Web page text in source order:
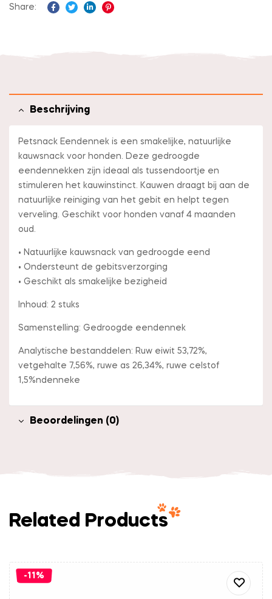
Share:
Beschrijving
Petsnack Eendennek is een smakelijke, natuurlijke
kauwsnack voor honden. Deze gedroogde
eendennekken zijn ideaal als tussendoortje en
stimuleren het kauwinstinct. Kauwen draagt bij aan de
natuurlijke reiniging van het gebit en helpt tegen
verveling. Geschikt voor honden vanaf 4 maanden
oud.
• Natuurlijke kauwsnack van gedroogde eend
• Ondersteunt de gebitsverzorging
• Geschikt als smakelijke bezigheid
Inhoud: 2 stuks
Samenstelling: Gedroogde eendennek
Analytische bestanddelen: Ruw eiwit 53,72%,
vetgehalte 7,56%, ruwe as 26,34%, ruwe celstof
1,5%ndenneke
Beoordelingen (0)
Related Products
-11%